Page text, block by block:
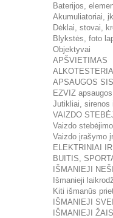
Baterijos,
Akumuliatoriai,
Dėklai, stovai,
Blykstės, foto
Objektyvai
APŠVIETIMAS
ALKOTESTERIAI
APSAUGOS
EZVIZ
Jutikliai, sirenos
VAIZDO
Vaizdo
Vaizdo įrašymo
ELEKTRINIAI
BUITIS,
IŠMANIEJI
Išmanieji
Kiti išmanūs
IŠMANIEJI
IŠMANIEJI